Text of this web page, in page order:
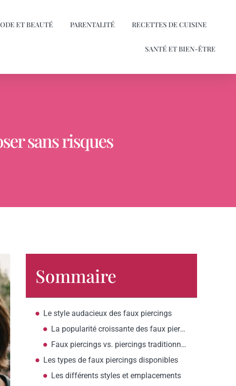
ET BEAUTÉ PARENTALITÉ RECETTES DE CUISINE
SANTÉ ET BIEN-ÊTRE
sans risques
Sommaire
Le style audacieux des faux piercings
La popularité croissante des faux piercings
Faux piercings vs. piercings traditionnels : confort et esthétique
Les types de faux piercings disponibles
Les différents styles et emplacements